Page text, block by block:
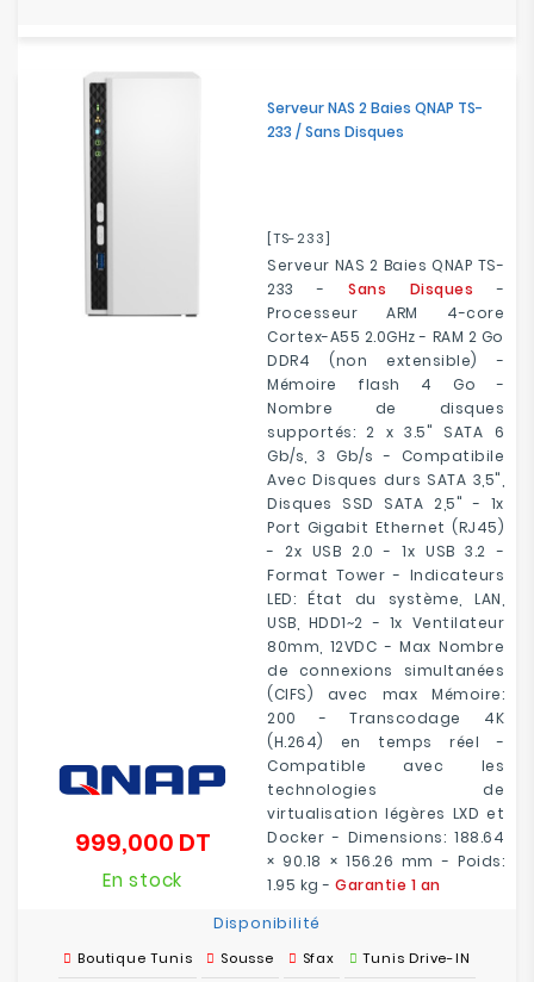
Serveur NAS 2 Baies QNAP TS-
233 / Sans Disques
[TS-233]
Serveur NAS 2 Baies QNAP TS-
233 - Sans Disques -
Processeur ARM 4-core
Cortex-A55 2.0GHz - RAM 2 Go
DDR4 (non extensible) -
Mémoire flash 4 Go -
Nombre de disques
supportés: 2 x 3.5" SATA 6
Gb/s, 3 Gb/s - Compatibile
Avec Disques durs SATA 3,5",
Disques SSD SATA 2,5" - 1x
Port Gigabit Ethernet (RJ45)
- 2x USB 2.0 - 1x USB 3.2 -
Format Tower - Indicateurs
LED: État du système, LAN,
USB, HDD1~2 - 1x Ventilateur
80mm, 12VDC - Max Nombre
de connexions simultanées
(CIFS) avec max Mémoire:
200 - Transcodage 4K
(H.264) en temps réel -
Compatible avec les
technologies de
virtualisation légères LXD et
Docker - Dimensions: 188.64
× 90.18 × 156.26 mm - Poids:
1.95 kg - Garantie 1 an
999,000 DTPrix
En stock
Disponibilité
Boutique Tunis Sousse Sfax Tunis Drive-IN